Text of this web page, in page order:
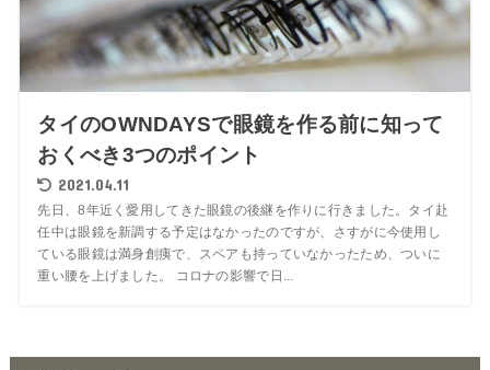
タイのOWNDAYSで眼鏡を作る前に知って
おくべき3つのポイント
2021.04.11
先日、8年近く愛用してきた眼鏡の後継を作りに行きました。タイ赴
任中は眼鏡を新調する予定はなかったのですが、さすがに今使用し
ている眼鏡は満身創痍で、スペアも持っていなかったため、ついに
重い腰を上げました。 コロナの影響で日...